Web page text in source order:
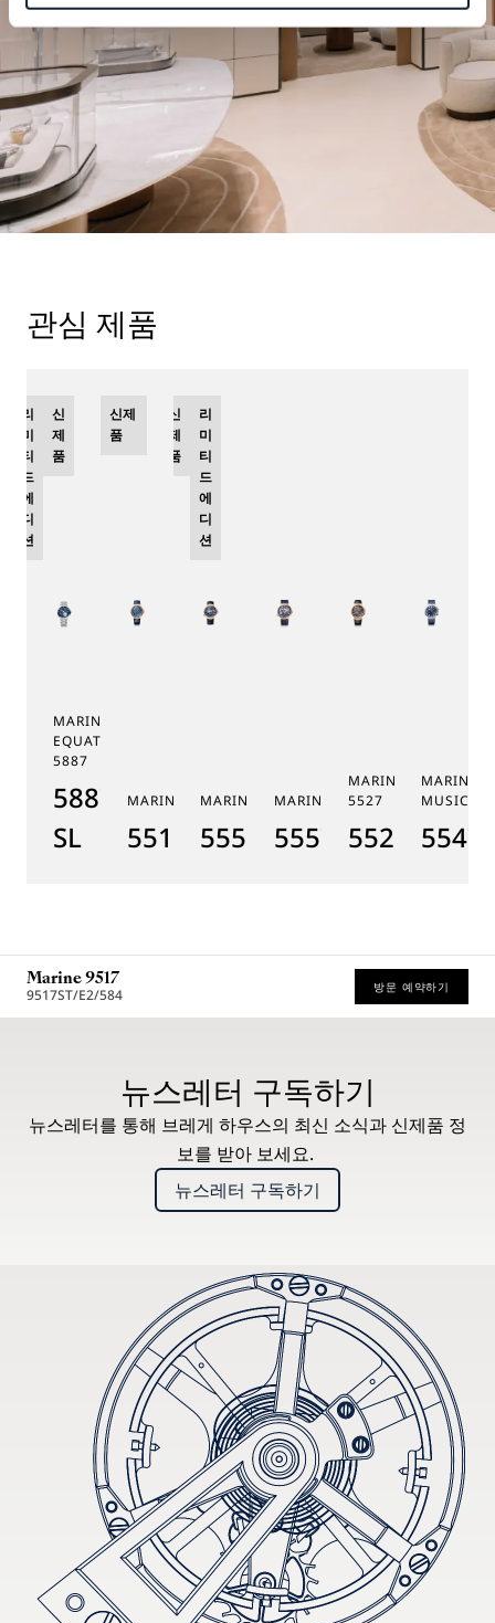
관심 제품
MARINE TOURBILLON
EQUATION MARCHANTE
5887
5887PT/YS/PW0
SL
리
미
티
드
에
디
션
신
제
품
MARINE 5517
5517BR/Y2/9ZU
신제
품
MARINE HORA MUNDI 5555
5555BH/YS/9WV
신
제
품
리
미
티
드
에
디
션
MARINE HORA MUNDI 5557
5557BR/YS/5WV
MARINE
5527
5527BR/
MARINE
Marine 9517
9517ST/E2/584 방문 예약하기
뉴스레터 구독하기
뉴스레터를 통해 브레게 하우스의 최신 소식과 신제품 정
보를 받아 보세요.
뉴스레터 구독하기